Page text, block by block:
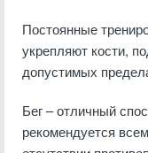
Постоянные
укрепляют кости,
допустимых
Бег – отличный
рекомендуется